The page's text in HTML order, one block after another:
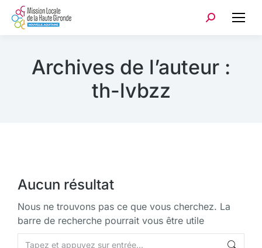
Archives de l’auteur :
th-lvbzz
Aucun résultat
Nous ne trouvons pas ce que vous cherchez. La
barre de recherche pourrait vous être utile